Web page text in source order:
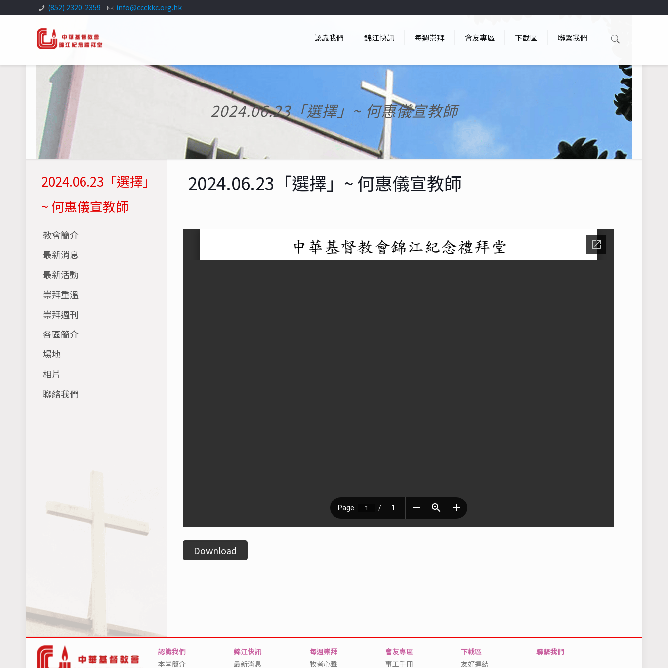
(852) 2320-2359 info@ccckkc.org.hk
認識我們 錦江快訊 每週崇拜 會友專區 下載區 聯繫我們
2024.06.23「選擇」~ 何惠儀宣教師
2024.06.23「選擇」
~ 何惠儀宣教師
教會簡介
最新消息
最新活動
崇拜重溫
崇拜週刊
各區簡介
場地
相片
聯絡我們
2024.06.23「選擇」~ 何惠儀宣教師
Download
認識我們
本堂簡介
錦江快訊
最新消息
每週崇拜
牧者心聲
會友專區
事工手冊
下載區
友好連結
聯繫我們